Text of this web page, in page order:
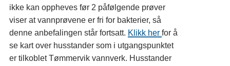
ikke kan oppheves før 2 påfølgende prøver
viser at vannprøvene er fri for bakterier, så
denne anbefalingen står fortsatt. Klikk her for å
se kart over husstander som i utgangspunktet
er tilkoblet Tømmervik vannverk. Husstander